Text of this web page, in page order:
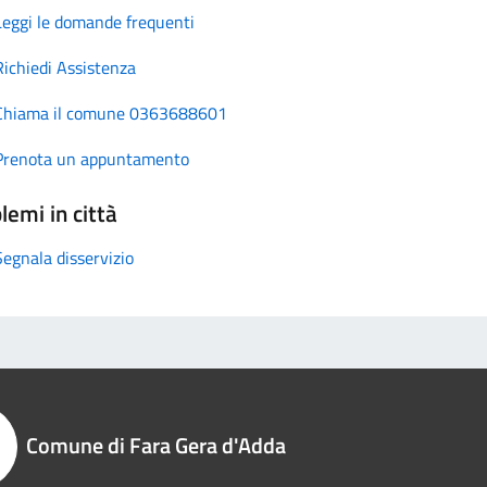
le domande frequenti
Assistenza
il comune 0363688601
un appuntamento
in città
disservizio
Comune di Fara Gera d'Adda